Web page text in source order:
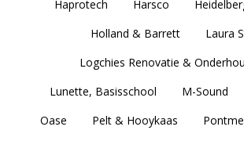
Haprotech
Harsco
Holland & Barrett
Laura
Logchies Renovatie &
Lunette, Basisschool
M-Sound
Oase
Pelt & Hooykaas